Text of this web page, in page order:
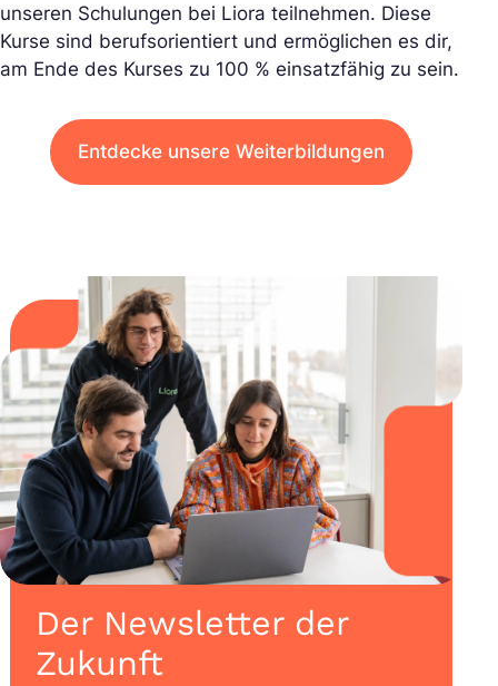
unseren Schulungen bei Liora teilnehmen. Diese
Kurse sind berufsorientiert und ermöglichen es dir,
am Ende des Kurses zu 100 % einsatzfähig zu sein.
Entdecke unsere Weiterbildungen
Der Newsletter der
Zukunft